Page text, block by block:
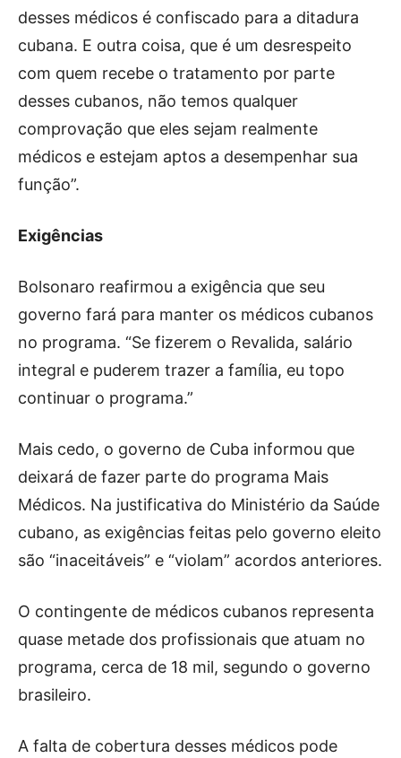
desses médicos é confiscado para a ditadura
cubana. E outra coisa, que é um desrespeito
com quem recebe o tratamento por parte
desses cubanos, não temos qualquer
comprovação que eles sejam realmente
médicos e estejam aptos a desempenhar sua
função”.
Exigências
Bolsonaro reafirmou a exigência que seu
governo fará para manter os médicos cubanos
no programa. “Se fizerem o Revalida, salário
integral e puderem trazer a família, eu topo
continuar o programa.”
Mais cedo, o governo de Cuba informou que
deixará de fazer parte do programa Mais
Médicos. Na justificativa do Ministério da Saúde
cubano, as exigências feitas pelo governo eleito
são “inaceitáveis” e “violam” acordos anteriores.
O contingente de médicos cubanos representa
quase metade dos profissionais que atuam no
programa, cerca de 18 mil, segundo o governo
brasileiro.
A falta de cobertura desses médicos pode